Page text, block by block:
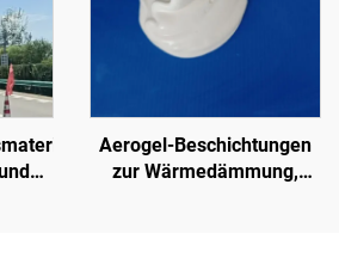
Aerogel-Beschichtungen
zur Wärmedämmung,